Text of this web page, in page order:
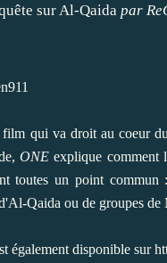
sur Al-Qaida par
qui va droit au coeur
ONE explique comment
toutes un point commun
Qaida ou de groupes
également disponible sur